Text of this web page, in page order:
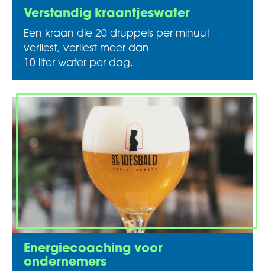
Verstandig kraantjeswater
Een kraan die 20 druppels per minuut
verliest, verliest meer dan
10 liter water per dag.
Energiecoaching voor
ondernemers